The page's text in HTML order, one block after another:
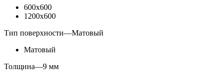
600x600
1200x600
Тип поверхности—Матовый
Матовый
Толщина—9 мм